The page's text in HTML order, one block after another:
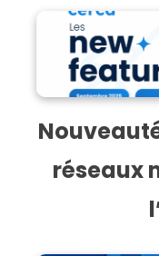
réseaux